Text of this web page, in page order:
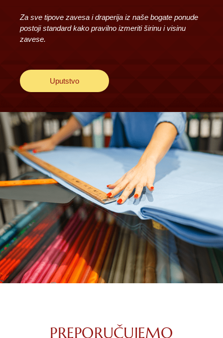
Za sve tipove zavesa i draperija iz naše bogate ponude
postoji standard kako pravilno izmeriti širinu i visinu
zavese.
Uputstvo
PREPORUČUJEMO